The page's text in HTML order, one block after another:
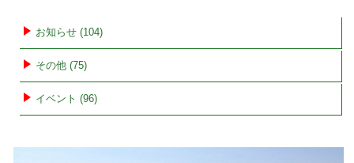
ー
シ
ョ
ン
お知らせ (104)
その他 (75)
イベント (96)